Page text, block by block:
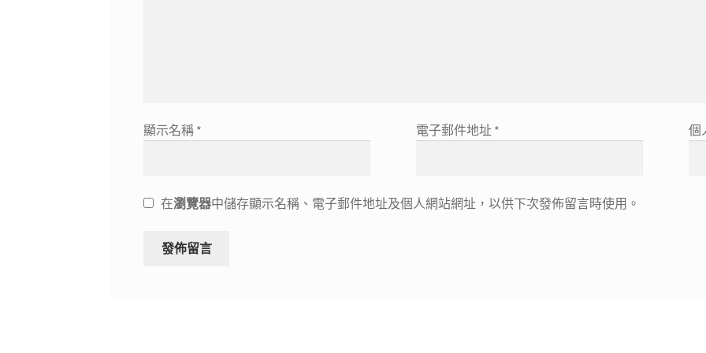
顯示名稱 * 電子郵件地址 * 個
在瀏覽器中儲存顯示名稱、電子郵件地址及個人網站網址，以供下次發佈留言時使用。